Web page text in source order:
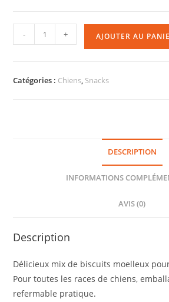
- + AJOUTER AU
Catégories : Chiens, Snacks
DESCRIPTION
INFORMATIONS
AVIS (0)
Description
Délicieux mix de biscuits moelleux
Pour toutes les races de chiens,
refermable pratique.